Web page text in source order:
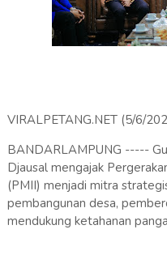
VIRALPETANG.NET (5/6/
BANDARLAMPUNG -----
Djausal mengajak
(PMII) menjadi mitra
pembangunan desa,
mendukung ketahanan